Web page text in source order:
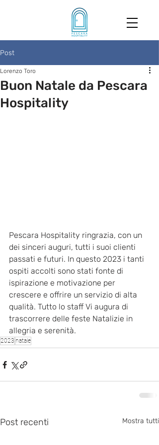
Post
Buon Natale da Pescara
Hospitality
Lorenzo Toro
Pescara Hospitality ringrazia, con un
dei sinceri auguri, tutti i suoi clienti
passati e futuri. In questo 2023 i tanti
ospiti accolti sono stati fonte di
ispirazione e motivazione per
crescere e offrire un servizio di alta
qualità. Tutto lo staff Vi augura di
trascorrere delle feste Natalizie in
allegria e serenità.
2023 natale
Post recenti Mostra tutti